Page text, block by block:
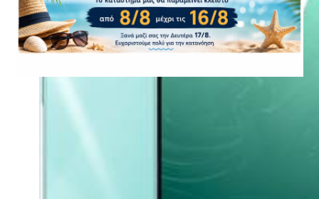
CASE FANS
LIQUID COOLERS
ACCESSORIES